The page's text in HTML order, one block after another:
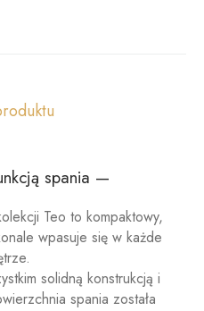
spania —
Teo to kompaktowy,
wpasuje się w każde
solidną konstrukcją i
spania została